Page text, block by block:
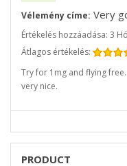
Vélemény címe: Very
Értékelés hozzáadása: 3
Átlagos értékelés:
Try for 1mg and flying
very nice.
PRODUCT